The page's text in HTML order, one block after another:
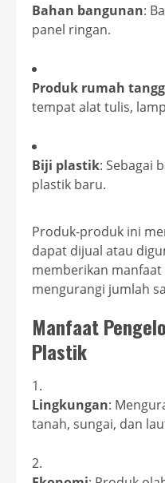
Bahan bangunan:
panel ringan.
Produk rumah
tempat alat tulis,
Biji plastik: Sebagai
plastik baru.
Produk-produk ini
dapat dijual atau
memberikan
mengurangi jumlah
Manfaat
Plastik
Lingkungan:
tanah, sungai, dan